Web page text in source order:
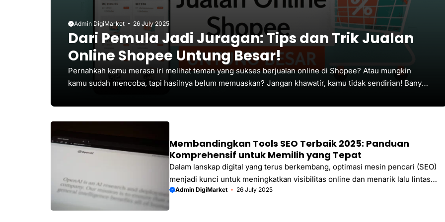
Admin DigiMarket 26 July 2025
Dari Pemula Jadi Juragan: Tips dan Trik Jualan
Online Shopee Untung Besar!
Pernahkah kamu merasa iri melihat teman yang sukses berjualan online di Shopee? Atau mungkin
kamu sudah mencoba, tapi hasilnya belum memuaskan? Jangan khawatir, kamu tidak sendirian! Banyak
tepat, berjualan di Shopee bisa jadi ladang cuan yang menjanjikan! Artikel ini hadir sebagai kompas
untuk membimbingmu, para pemula, pebisnis UMKM, mahasiswa yang ingin menambah uang saku, ibu
Membandingkan Tools SEO Terbaik 2025: Panduan
Komprehensif untuk Memilih yang Tepat
Dalam lanskap digital yang terus berkembang, optimasi mesin pencari (SEO)
menjadi kunci untuk meningkatkan visibilitas online dan menarik lalu lintas
organik yang berkualitas. Di tahun 2025, dengan algoritma mesin pencari yang
Admin DigiMarket 26 July 2025